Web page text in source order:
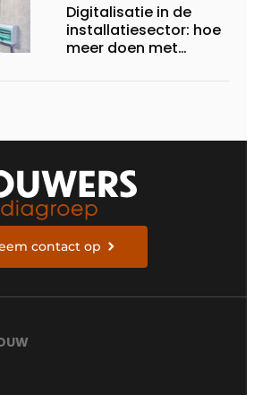
Digitalisatie in de
installatiesector: hoe
meer doen met
contact op